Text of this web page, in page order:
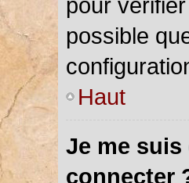
possible
Haut
Je me
connecter